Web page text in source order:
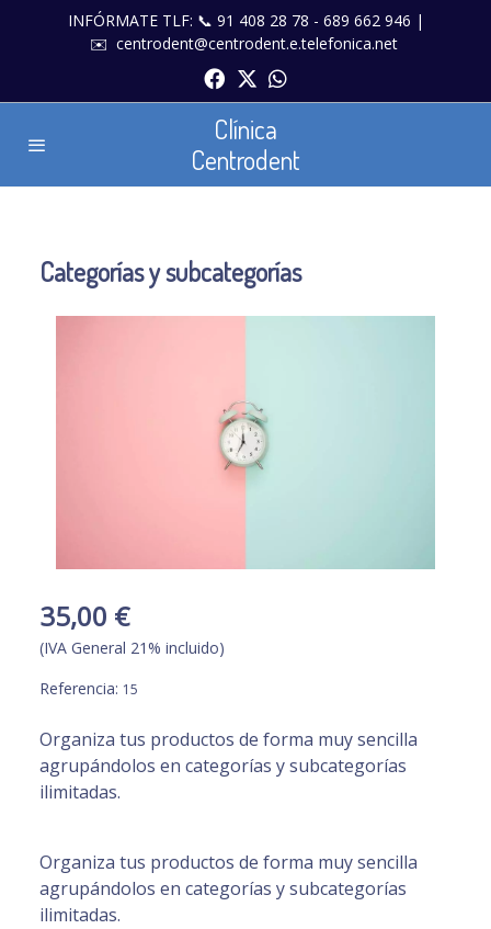
INFÓRMATE TLF: 📞 91 408 28 78 - 689 662 946 |
✉️ centrodent@centrodent.e.telefonica.net
Clínica
Centrodent
Categorías y subcategorías
35,00 €
(IVA General 21% incluido)
Referencia: 15
Organiza tus productos de forma muy sencilla
agrupándolos en categorías y subcategorías
ilimitadas.
Organiza tus productos de forma muy sencilla
agrupándolos en categorías y subcategorías
ilimitadas.